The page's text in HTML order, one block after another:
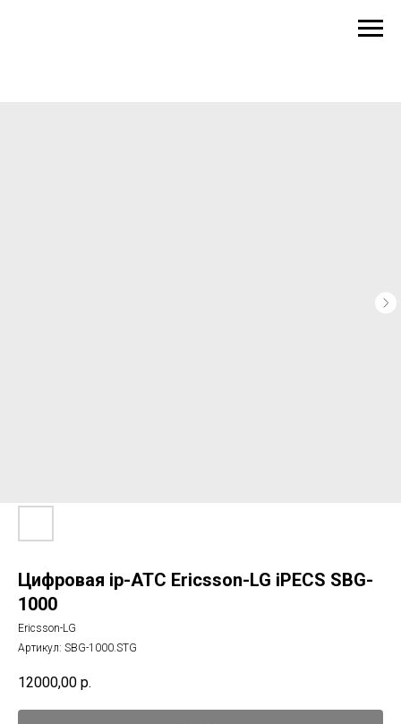
Цифровая ip-АТС Ericsson-LG iPECS SBG-
1000
Ericsson-LG
Артикул: SBG-1000.STG
12000,00 р.